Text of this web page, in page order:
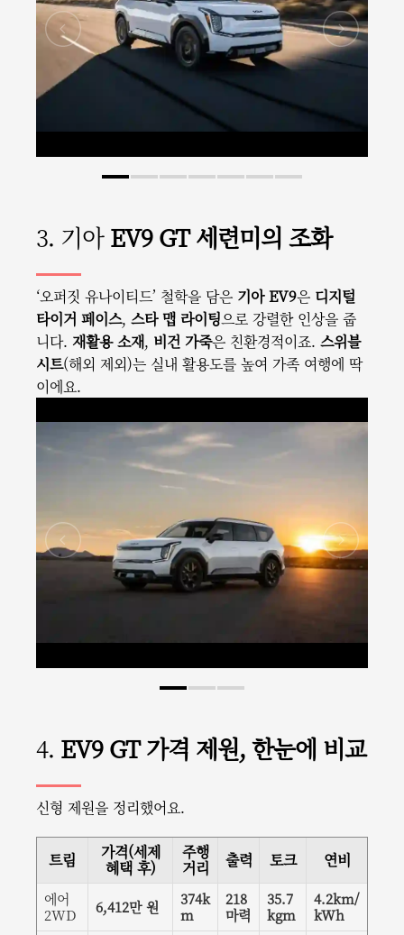
3. 기아EV9 GT 세련미의 조화
‘오퍼짓 유나이티드’ 철학을 담은 기아 EV9은 디지털
타이거 페이스, 스타 맵 라이팅으로 강렬한 인상을 줍
니다. 재활용 소재, 비건 가죽은 친환경적이죠. 스위블
시트(해외 제외)는 실내 활용도를 높여 가족 여행에 딱
이에요.
4. EV9 GT 가격 제원, 한눈에 비교
신형 제원을 정리했어요.
트림 가격(세제
혜택 후)
주행
거리 출력 토크 연비
에어
2WD
6,412만 원
374k
m
218
마력
35.7
kgm
4.2km/
kWh